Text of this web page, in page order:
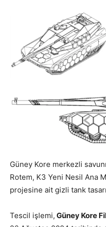
Güney Kore merkezli
Rotem, K3 Yeni Nesil Ana
projesine ait gizli tank
Tescil işlemi, Güney Kore